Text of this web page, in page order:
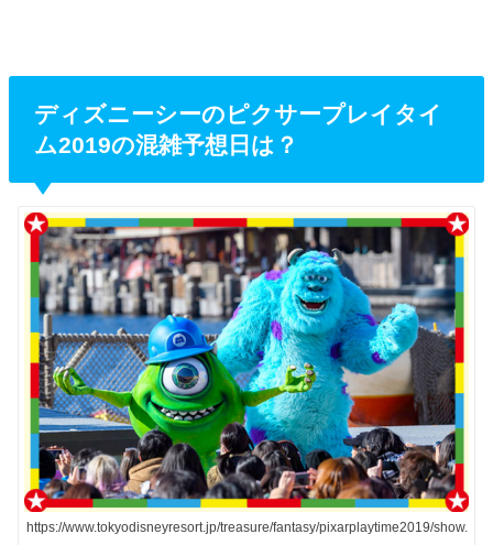
ディズニーシーのピクサープレイタイ
ム2019の混雑予想日は？
https://www.tokyodisneyresort.jp/treasure/fantasy/pixarplaytime2019/show.